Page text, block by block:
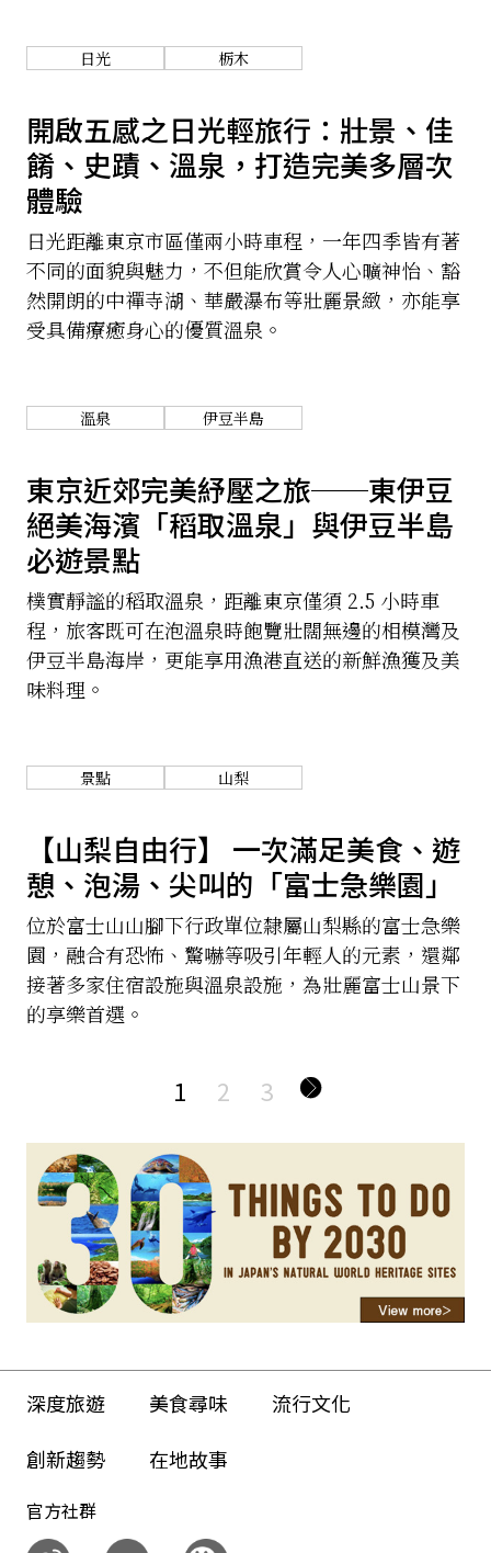
日光 栃木
開啟五感之日光輕旅行：壯景、佳
餚、史蹟、溫泉，打造完美多層次
體驗
日光距離東京市區僅兩小時車程，一年四季皆有著
不同的面貌與魅力，不但能欣賞令人心曠神怡、豁
然開朗的中禪寺湖、華嚴瀑布等壯麗景緻，亦能享
受具備療癒身心的優質溫泉。
溫泉 伊豆半島
東京近郊完美紓壓之旅──東伊豆
絕美海濱「稻取溫泉」與伊豆半島
必遊景點
樸實靜謐的稻取溫泉，距離東京僅須 2.5 小時車
程，旅客既可在泡溫泉時飽覽壯闊無邊的相模灣及
伊豆半島海岸，更能享用漁港直送的新鮮漁獲及美
味料理。
景點 山梨
【山梨自由行】 一次滿足美食、遊
憩、泡湯、尖叫的「富士急樂園」
位於富士山山腳下行政單位隸屬山梨縣的富士急樂
園，融合有恐怖、驚嚇等吸引年輕人的元素，還鄰
接著多家住宿設施與溫泉設施，為壯麗富士山景下
的享樂首選。
1 2 3
深度旅遊 美食尋味
流行文化
創新趨勢
在地故事
官方社群